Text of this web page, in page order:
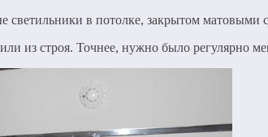
в потолке, закрытом матовыми
из строя. Точнее, нужно было регулярно